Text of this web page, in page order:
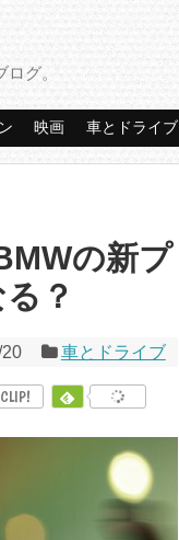
グ。
映画 車とドライブ
の新プ
？
車とドライブ
CLIP!